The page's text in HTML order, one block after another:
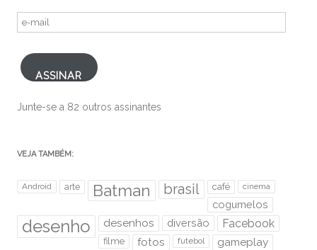
e-
ASSINAR
Junte-se a 82 outros assinantes
VEJA TAMBÉM:
Android arte Batman brasil café cinema
cogumelos
desenho desenhos diversão Facebook
filme fotos futebol gameplay